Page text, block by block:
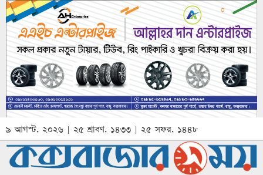
৯ আগস্ট, ২০২৬ | ২৫ শ্রাবণ, ১৪৩৩ | ২৫ সফর, ১৪৪৮